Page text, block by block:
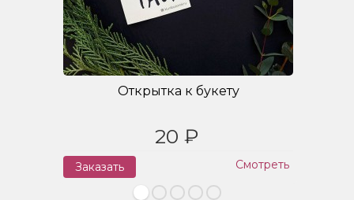
Открытка к букету
20 ₽
Заказать Смотреть